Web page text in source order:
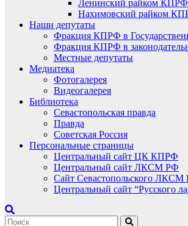
Ленинский райком КПРФ
Нахимовский райком
Наши депутаты
Фракция КПРФ в
Фракция КПРФ в
Местные депутаты
Медиатека
Фотогалерея
Видеогалерея
Библиотека
Севастопольская правда
Правда
Советская Россия
Персональные страницы
Центральный сайт ЦК КПРФ
Центральный сайт ЛКСМ РФ
Сайт Севастопольского ЛКСМ
Центральный сайт “Русского